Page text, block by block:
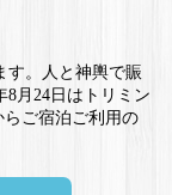
す。人と神輿で賑
8月24日はトリミン
らご宿泊ご利用の